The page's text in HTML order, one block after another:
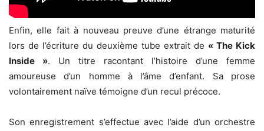
Enfin, elle fait à nouveau preuve d’une étrange maturité
lors de l’écriture du deuxième tube extrait de « The Kick
Inside ». Un titre racontant l’histoire d’une femme
amoureuse d’un homme à l’âme d’enfant. Sa prose
volontairement naïve témoigne d’un recul précoce.
Son enregistrement s’effectue avec l’aide d’un orchestre